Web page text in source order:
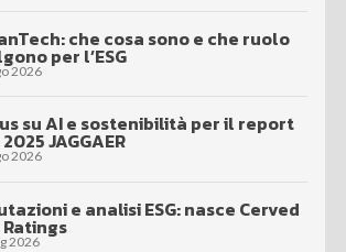
che cosa sono e che ruolo
per l’ESG
2026
su AI e sostenibilità per il report
2025 JAGGAER
2026
e analisi ESG: nasce Cerved
Ratings
2026